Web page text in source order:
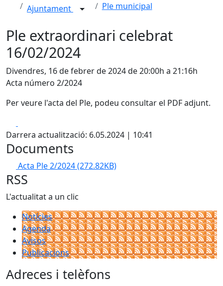
Ajuntament Ple municipal
Ple extraordinari celebrat
16/02/2024
Divendres, 16 de febrer de 2024 de 20:00h a 21:16h
Acta número 2/2024
Per veure l'acta del Ple, podeu consultar el PDF adjunt.
Darrera actualització: 6.05.2024 | 10:41
Documents
Acta Ple 2/2024(272.82KB)
RSS
L'actualitat a un clic
Notícies
Agenda
Avisos
Publicacions
Adreces i telèfons